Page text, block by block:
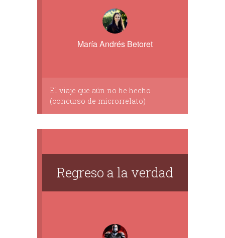
María Andrés Betoret
El viaje que aún no he hecho
(concurso de microrrelato)
Regreso a la verdad